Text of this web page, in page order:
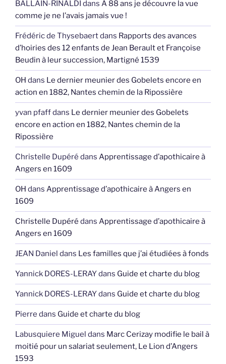
BALLAIN-RINALDI dans A 88 ans je découvre la vue
comme je ne l’avais jamais vue !
Frédéric de Thysebaertdans Rapports des avances
d’hoiries des 12 enfants de Jean Berault et Françoise
Beudin à leur succession, Martigné 1539
OH dans Le dernier meunier des Gobelets encore en
action en 1882, Nantes chemin de la Ripossière
yvan pfaffdans Le dernier meunier des Gobelets
encore en action en 1882, Nantes chemin de la
Ripossière
Christelle Dupéré dans Apprentissage d’apothicaire à
Angers en 1609
OH dans Apprentissage d’apothicaire à Angers en
1609
Christelle Dupéré dans Apprentissage d’apothicaire à
Angers en 1609
JEAN Daniel dans Les familles que j’ai étudiées à fonds
Yannick DORES-LERAYdans Guide et charte du blog
Yannick DORES-LERAYdans Guide et charte du blog
Pierre dans Guide et charte du blog
Labusquiere Miguel dans Marc Cerizay modifie le bail à
moitié pour un salariat seulement, Le Lion d’Angers
1593